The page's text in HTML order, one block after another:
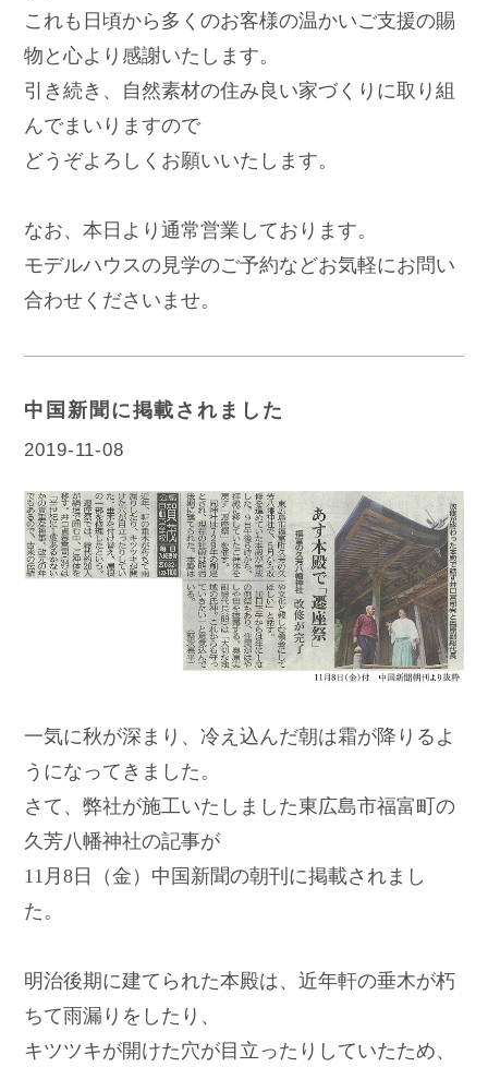
これも日頃から多くのお客様の温かいご支援の賜
物と心より感謝いたします。
引き続き、自然素材の住み良い家づくりに取り組
んでまいりますので
どうぞよろしくお願いいたします。
なお、本日より通常営業しております。
モデルハウスの見学のご予約などお気軽にお問い
合わせくださいませ。
中国新聞に掲載されました
2019-11-08
一気に秋が深まり、冷え込んだ朝は霜が降りるよ
うになってきました。
さて、弊社が施工いたしました東広島市福富町の
久芳八幡神社の記事が
11月8日（金）中国新聞の朝刊に掲載されまし
た。
明治後期に建てられた本殿は、近年軒の垂木が朽
ちて雨漏りをしたり、
キツツキが開けた穴が目立ったりしていたため、